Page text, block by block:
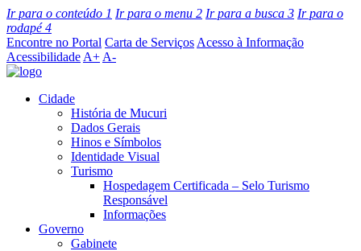
Ir para o conteúdo 1 Ir para o menu 2 Ir para a busca 3 Ir para o
rodapé4
Encontre no Portal Carta de Serviços Acesso à Informação
Acessibilidade A+ A-
Cidade
História de Mucuri
Dados Gerais
Hinos e Símbolos
Identidade Visual
Turismo
Hospedagem Certificada – Selo Turismo
Responsável
Informações
Governo
Gabinete